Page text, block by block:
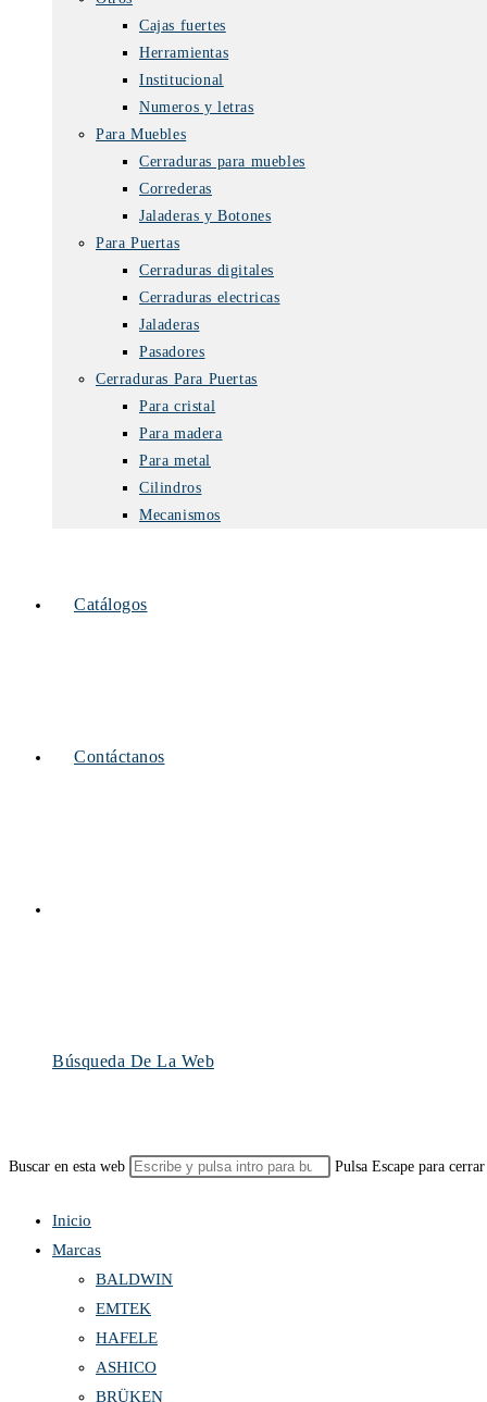
Cajas fuertes
Herramientas
Institucional
Numeros y letras
Para Muebles
Cerraduras para muebles
Correderas
Jaladeras y Botones
Para Puertas
Cerraduras digitales
Cerraduras electricas
Jaladeras
Pasadores
Cerraduras Para Puertas
Para cristal
Para madera
Para metal
Cilindros
Mecanismos
Catálogos
Contáctanos
Búsqueda De La Web
Buscar en esta web Pulsa Escape para
Inicio
Marcas
BALDWIN
EMTEK
HAFELE
ASHICO
BRÜKEN